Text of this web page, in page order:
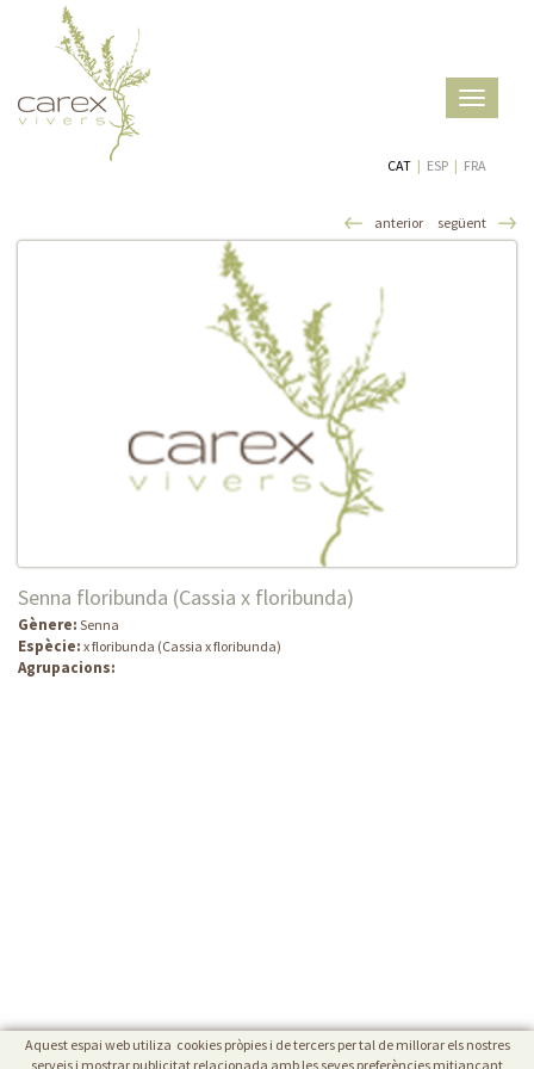
Toggle
CAT | ESP | FRA
anterior següent
Senna floribunda (Cassia x floribunda)
Gènere: Senna
Espècie: x floribunda (Cassia x floribunda)
Agrupacions:
Aquest espai web utiliza cookies pròpies i de tercers per tal de millorar els nostres
serveis i mostrar publicitat relacionada amb les seves preferències mitjançant